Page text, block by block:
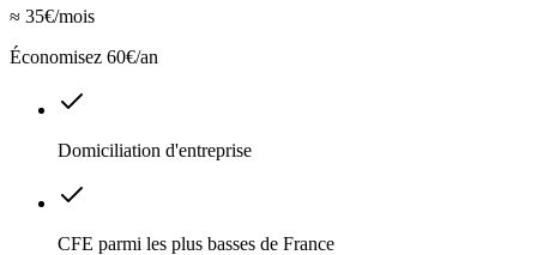
≈ 35€/mois
Économisez 60€/an
Domiciliation d'entreprise
CFE parmi les plus basses de France